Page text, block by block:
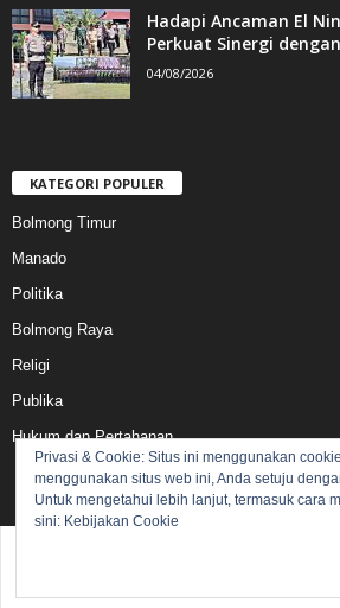
Hadapi Ancaman El
Perkuat Sinergi
04/08/2026
KATEGORI POPULER
Bolmong Timur
Manado
Politika
Bolmong Raya
Religi
Publika
Hukum dan Pertahanan
© 2017 lensasulut.com - All
Privasi & Cookie: Situs ini menggunakan
menggunakan situs web ini, Anda setuju
Untuk mengetahui lebih lanjut, termasuk cara
sini: Kebijakan Cookie